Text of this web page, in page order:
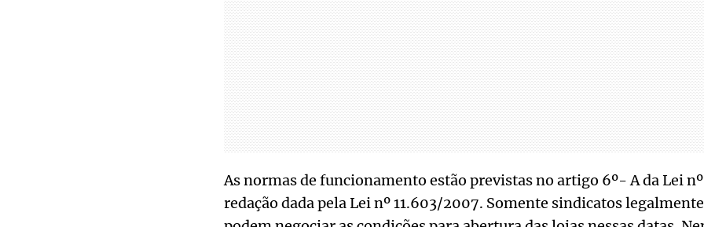
As normas de funcionamento estão previstas no artigo 6º- A da Lei
redação dada pela Lei nº 11.603/2007. Somente sindicatos